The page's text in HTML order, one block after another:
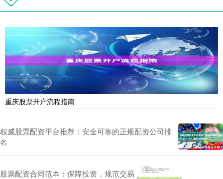
重庆股票开户流程指南
权威股票配资平台推荐：安全可靠的正规配资公司排
名
股票配资合同范本：保障投资，规范交易